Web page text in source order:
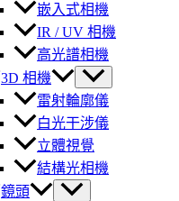
嵌入式相機
IR / UV 相機
高光譜相機
3D 相機
雷射輪廓儀
白光干涉儀
立體視覺
結構光相機
鏡頭